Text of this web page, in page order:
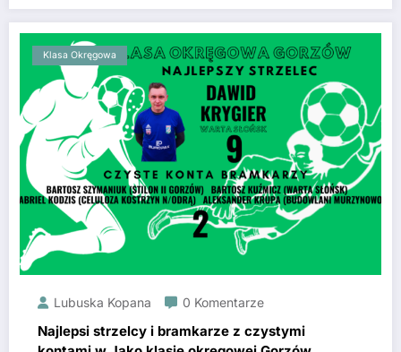
Klasa Okręgowa
Lubuska Kopana 0 Komentarze
Najlepsi strzelcy i bramkarze z czystymi